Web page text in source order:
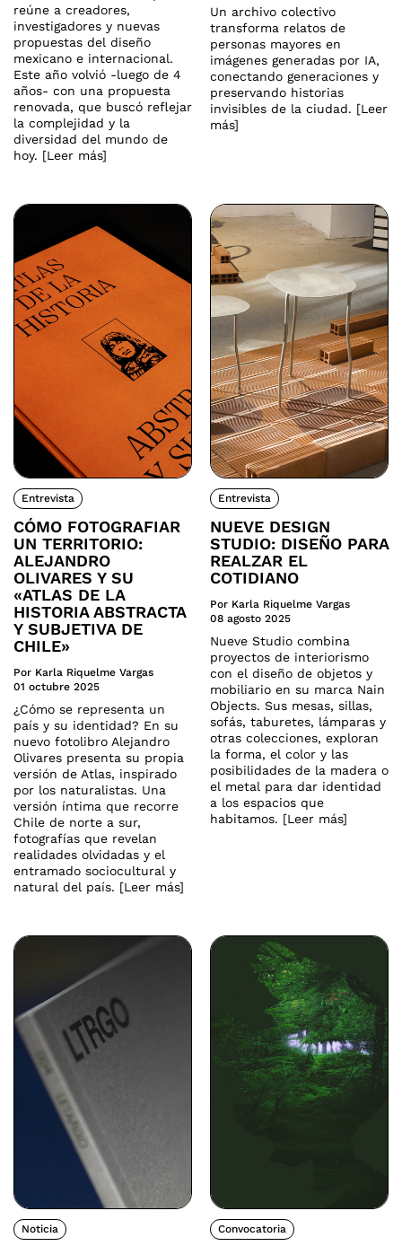
reúne a creadores,
investigadores y nuevas
propuestas del diseño
mexicano e internacional.
Este año volvió -luego de 4
años- con una propuesta
renovada, que buscó reflejar
la complejidad y la
diversidad del mundo de
hoy. [Leer más]
Un archivo colectivo
transforma relatos de
personas mayores en
imágenes generadas por IA,
conectando generaciones y
preservando historias
invisibles de la ciudad. [Leer
más]
Entrevista
CÓMO FOTOGRAFIAR
UN TERRITORIO:
ALEJANDRO
OLIVARES Y SU
«ATLAS DE LA
HISTORIA ABSTRACTA
Y SUBJETIVA DE
CHILE»
Por Karla Riquelme Vargas
01 octubre 2025
¿Cómo se representa un
país y su identidad? En su
nuevo fotolibro Alejandro
Olivares presenta su propia
versión de Atlas, inspirado
por los naturalistas. Una
versión íntima que recorre
Chile de norte a sur,
fotografías que revelan
realidades olvidadas y el
entramado sociocultural y
natural del país. [Leer más]
Entrevista
NUEVE DESIGN
STUDIO: DISEÑO PARA
REALZAR EL
COTIDIANO
Por Karla Riquelme Vargas
08 agosto 2025
Nueve Studio combina
proyectos de interiorismo
con el diseño de objetos y
mobiliario en su marca Nain
Objects. Sus mesas, sillas,
sofás, taburetes, lámparas y
otras colecciones, exploran
la forma, el color y las
posibilidades de la madera o
el metal para dar identidad
a los espacios que
habitamos. [Leer más]
Noticia Convocatoria